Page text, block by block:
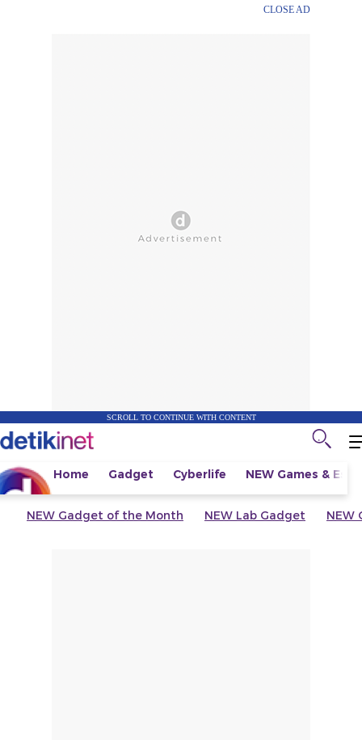
CLOSE AD
SCROLL TO CONTINUE WITH CONTENT
Home Gadget Cyberlife NEW Games &
NEW Gadget of the Month NEW Lab Gadget NEW